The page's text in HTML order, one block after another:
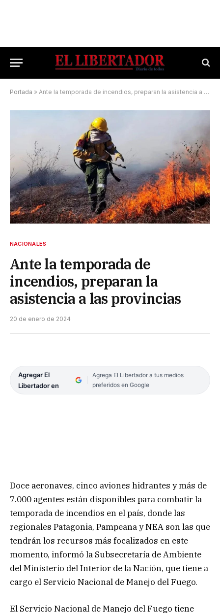
Portada » Ante la temporada de incendios, preparan la asistencia a las provincias
NACIONALES
Ante la temporada de
incendios, preparan la
asistencia a las provincias
20 de enero de 2024
Agregar El
Libertador en
Agrega El Libertador a tus medios
preferidos en Google
Doce aeronaves, cinco aviones hidrantes y más de
7.000 agentes están disponibles para combatir la
temporada de incendios en el país, donde las
regionales Patagonia, Pampeana y NEA son las que
tendrán los recursos más focalizados en este
momento, informó la Subsecretaría de Ambiente
del Ministerio del Interior de la Nación, que tiene a
cargo el Servicio Nacional de Manejo del Fuego.
El Servicio Nacional de Manejo del Fuego tiene